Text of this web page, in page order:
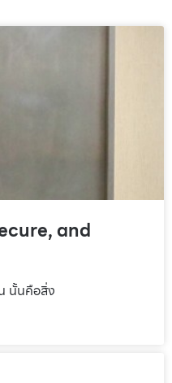
and
นั้นคือสิ่ง